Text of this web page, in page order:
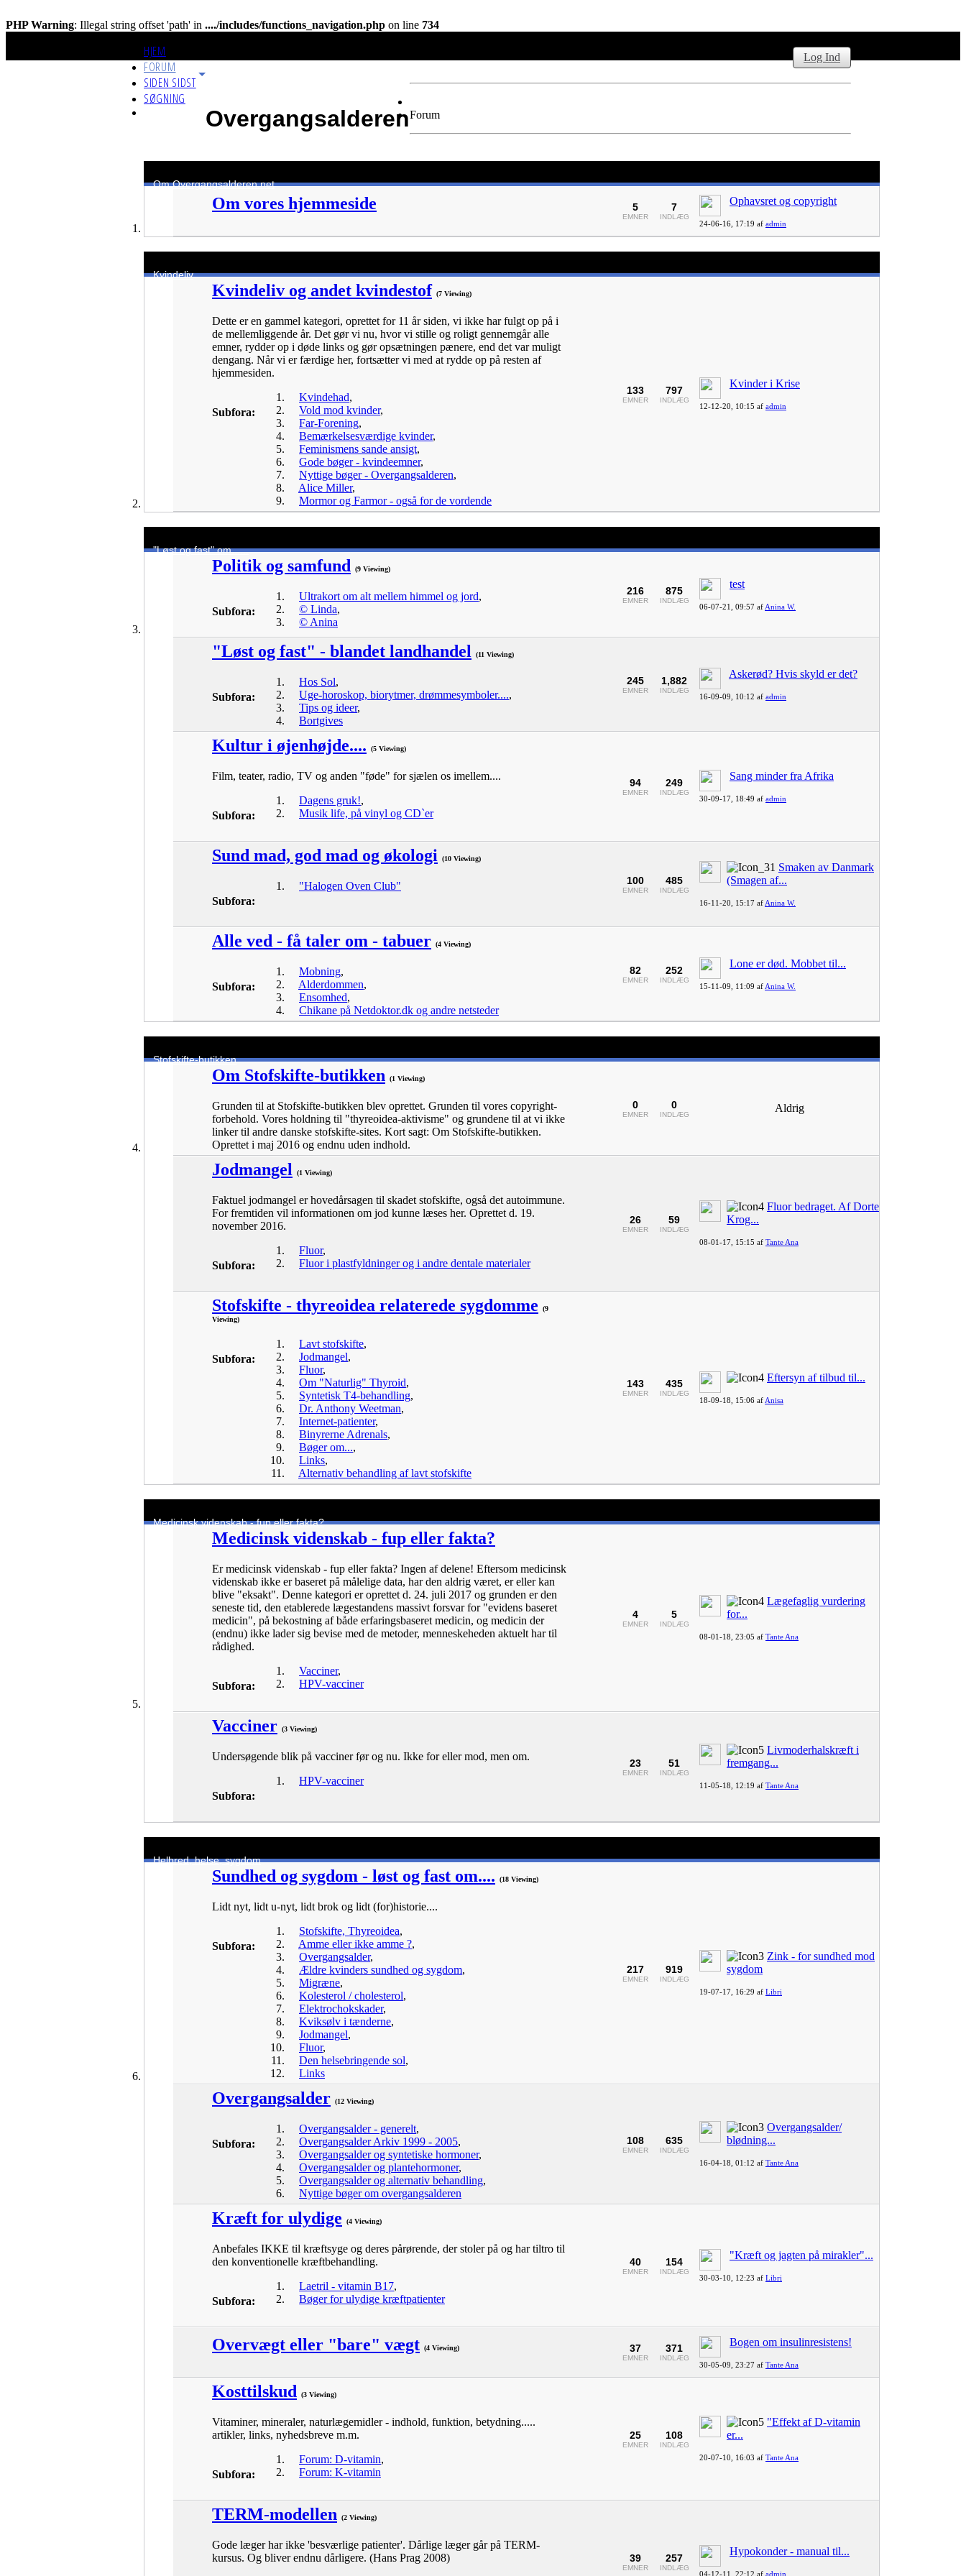
PHP Warning: Illegal string offset 'path' in ..../includes/functions_navigation.php on line 734
HJEM
FORUM
SIDEN SIDST
SØGNING
Log Ind
OvergangsalderenForum
Om Overgangsalderen.net
Om vores hjemmeside 5
EMNER
7
INDLÆG
Ophavsret og copyright
24-06-16, 17:19 af admin
Kvindeliv
Kvindeliv og andet kvindestof (7 Viewing)
Dette er en gammel kategori, oprettet for 11 år siden, vi ikke har fulgt op på i
de mellemliggende år. Det gør vi nu, hvor vi stille og roligt gennemgår alle
emner, rydder op i døde links og gør opsætningen pænere, end det var muligt
dengang. Når vi er færdige her, fortsætter vi med at rydde op på resten af
hjemmesiden.
Subfora:
Kvindehad,
Vold mod kvinder,
Far-Forening,
Bemærkelsesværdige kvinder,
Feminismens sande ansigt,
Gode bøger - kvindeemner,
Nyttige bøger - Overgangsalderen,
Alice Miller,
Mormor og Farmor - også for de vordende
133
EMNER
797
INDLÆG
Kvinder i Krise
12-12-20, 10:15 af admin
"Løst og fast" om......
Politik og samfund (9 Viewing)
Subfora:
Ultrakort om alt mellem himmel og jord,
© Linda,
© Anina
216
EMNER
875
INDLÆG
test
06-07-21, 09:57 af Anina W.
"Løst og fast" - blandet landhandel (11 Viewing)
Subfora:
Hos Sol,
Uge-horoskop, biorytmer, drømmesymboler....,
Tips og ideer,
Bortgives
245
EMNER
1,882
INDLÆG
Askerød? Hvis skyld er det?
16-09-09, 10:12 af admin
Kultur i øjenhøjde.... (5 Viewing)
Film, teater, radio, TV og anden "føde" for sjælen os imellem....
Subfora:
Dagens gruk!,
Musik life, på vinyl og CD`er
94
EMNER
249
INDLÆG
Sang minder fra Afrika
30-09-17, 18:49 af admin
Sund mad, god mad og økologi (10 Viewing)
Subfora:
"Halogen Oven Club" 100
EMNER
485
INDLÆG
Smaken av Danmark
(Smagen af...
16-11-20, 15:17 af Anina W.
Alle ved - få taler om - tabuer (4 Viewing)
Subfora:
Mobning,
Alderdommen,
Ensomhed,
Chikane på Netdoktor.dk og andre netsteder
82
EMNER
252
INDLÆG
Lone er død. Mobbet til...
15-11-09, 11:09 af Anina W.
Stofskifte-butikken
Om Stofskifte-butikken (1 Viewing)
Grunden til at Stofskifte-butikken blev oprettet. Grunden til vores copyright-
forbehold. Vores holdning til "thyreoidea-aktivisme" og grundene til at vi ikke
linker til andre danske stofskifte-sites. Kort sagt: Om Stofskifte-butikken.
Oprettet i maj 2016 og endnu uden indhold.
0
EMNER
0
INDLÆG
Aldrig
Jodmangel (1 Viewing)
Faktuel jodmangel er hovedårsagen til skadet stofskifte, også det autoimmune.
For fremtiden vil informationen om jod kunne læses her. Oprettet d. 19.
november 2016.
Subfora:
Fluor,
Fluor i plastfyldninger og i andre dentale materialer
26
EMNER
59
INDLÆG
Fluor bedraget. Af Dorte
Krog...
08-01-17, 15:15 af Tante Ana
Stofskifte - thyreoidea relaterede sygdomme
(9
Viewing)
Subfora:
Lavt stofskifte,
Jodmangel,
Fluor,
Om "Naturlig" Thyroid,
Syntetisk T4-behandling,
Dr. Anthony Weetman,
Internet-patienter,
Binyrerne Adrenals,
Bøger om...,
Links,
Alternativ behandling af lavt stofskifte
143
EMNER
435
INDLÆG
Eftersyn af tilbud til...
18-09-18, 15:06 af Anisa
Medicinsk videnskab - fup eller fakta?
Medicinsk videnskab - fup eller fakta?
Er medicinsk videnskab - fup eller fakta? Ingen af delene! Eftersom medicinsk
videnskab ikke er baseret på målelige data, har den aldrig været, er eller kan
blive "eksakt". Denne kategori er oprettet d. 24. juli 2017 og grunden er den
seneste tid, den etablerede lægestandens massivt forsvar for "evidens baseret
medicin", på bekostning af både erfaringsbaseret medicin, og medicin der
(endnu) ikke lader sig bevise med de metoder, menneskeheden aktuelt har til
rådighed.
Subfora:
Vacciner,
HPV-vacciner
4
EMNER
5
INDLÆG
Lægefaglig vurdering
for...
08-01-18, 23:05 af Tante Ana
Vacciner (3 Viewing)
Undersøgende blik på vacciner før og nu. Ikke for eller mod, men om.
Subfora:
HPV-vacciner
23
EMNER
51
INDLÆG
Livmoderhalskræft i
fremgang...
11-05-18, 12:19 af Tante Ana
Helbred, helse, sygdom
Sundhed og sygdom - løst og fast om.... (18 Viewing)
Lidt nyt, lidt u-nyt, lidt brok og lidt (for)historie....
Subfora:
Stofskifte, Thyreoidea,
Amme eller ikke amme ?,
Overgangsalder,
Ældre kvinders sundhed og sygdom,
Migræne,
Kolesterol / cholesterol,
Elektrochokskader,
Kviksølv i tænderne,
Jodmangel,
Fluor,
Den helsebringende sol,
Links
217
EMNER
919
INDLÆG
Zink - for sundhed mod
sygdom
19-07-17, 16:29 af Libri
Overgangsalder (12 Viewing)
Subfora:
Overgangsalder - generelt,
Overgangsalder Arkiv 1999 - 2005,
Overgangsalder og syntetiske hormoner,
Overgangsalder og plantehormoner,
Overgangsalder og alternativ behandling,
Nyttige bøger om overgangsalderen
108
EMNER
635
INDLÆG
Overgangsalder/
blødning...
16-04-18, 01:12 af Tante Ana
Kræft for ulydige (4 Viewing)
Anbefales IKKE til kræftsyge og deres pårørende, der stoler på og har tiltro til
den konventionelle kræftbehandling.
Subfora:
Laetril - vitamin B17,
Bøger for ulydige kræftpatienter
40
EMNER
154
INDLÆG
"Kræft og jagten på mirakler"...
30-03-10, 12:23 af Libri
Overvægt eller "bare" vægt (4 Viewing) 37
EMNER
371
INDLÆG
Bogen om insulinresistens!
30-05-09, 23:27 af Tante Ana
Kosttilskud (3 Viewing)
Vitaminer, mineraler, naturlægemidler - indhold, funktion, betydning.....
artikler, links, nyhedsbreve m.m.
Subfora:
Forum: D-vitamin,
Forum: K-vitamin
25
EMNER
108
INDLÆG
"Effekt af D-vitamin
er...
20-07-10, 16:03 af Tante Ana
TERM-modellen (2 Viewing)
Gode læger har ikke 'besværlige patienter'. Dårlige læger går på TERM-
kursus. Og bliver endnu dårligere. (Hans Prag 2008)
39
EMNER
257
INDLÆG
Hypokonder - manual til...
04-12-11, 22:12 af admin